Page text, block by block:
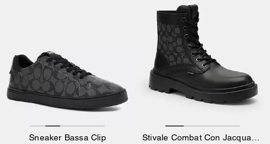
Sneaker Bassa Clip